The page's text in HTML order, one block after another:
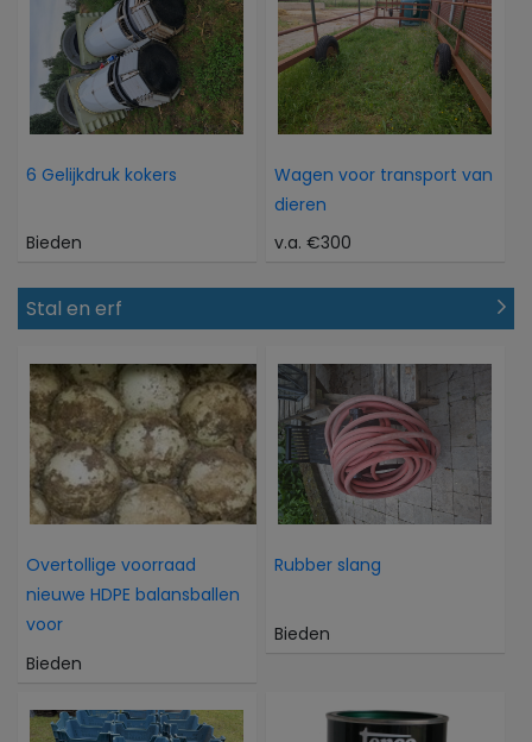
6 Gelijkdruk kokers
Bieden
Wagen voor transport van
dieren
v.a. €300
Stal en erf
Overtollige voorraad
nieuwe HDPE balansballen
voor
Bieden
Rubber slang
Bieden